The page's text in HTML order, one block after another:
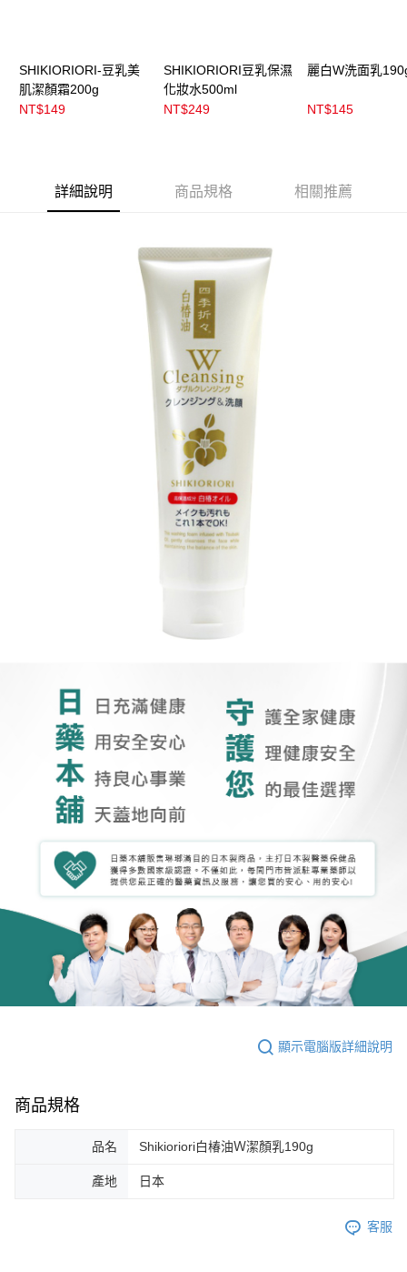
SHIKIORIORI-豆乳美
肌潔顏霜200g
NT$149
SHIKIORIORI豆乳保濕
化妝水500ml
NT$249
麗白W洗面乳
NT$145
詳細說明 商品規格 相關推薦
顯示電腦版詳細說明
商品規格
品名 Shikioriori白椿油Ｗ潔顏乳190g
產地 日本
客服